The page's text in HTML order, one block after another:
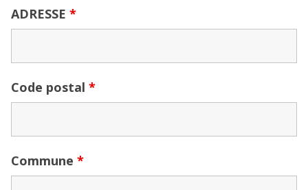
ADRESSE*
Code postal*
Commune*